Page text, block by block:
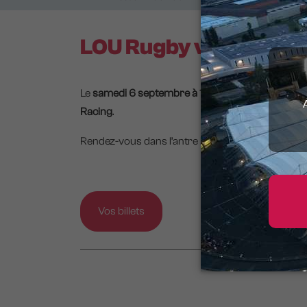
LOU Rugby vs Racing
Le samedi 6 septembre à 17h, le Matmut
Racing.
Rendez-vous dans l’antre lyonnaise pour
Vos billets